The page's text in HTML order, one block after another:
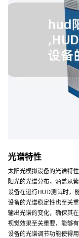
光谱特性
太阳光模拟设备的光谱特
阳光的光谱分布，涵盖从
设备在进行HUD测试时，
设备的光谱稳定性也至关
输出光谱的变化，确保其
视觉效果至关重要，能够
设备的光谱调节功能使得